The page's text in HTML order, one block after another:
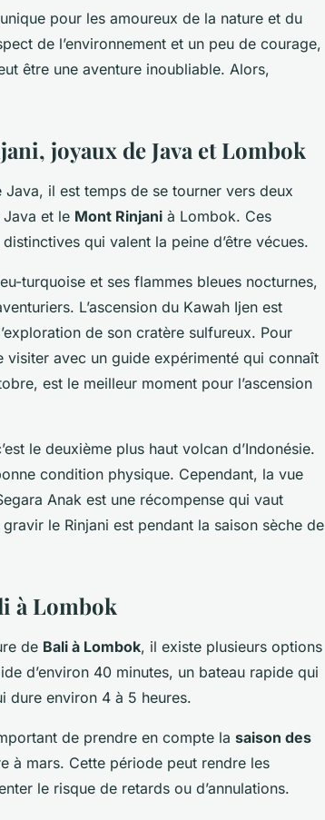
pour les amoureux de la nature et du
de l’environnement et un peu de courage,
être une aventure inoubliable. Alors,
joyaux de Java et Lombok
il est temps de se tourner vers deux
Java et le Mont Rinjani à Lombok. Ces
qui valent la peine d’être vécues.
turquoise et ses flammes bleues nocturnes,
L’ascension du Kawah Ijen est
de son cratère sulfureux. Pour
avec un guide expérimenté qui connaît
est le meilleur moment pour l’ascension
le deuxième plus haut volcan d’Indonésie.
condition physique. Cependant, la vue
Anak est une récompense qui vaut
le Rinjani est pendant la saison sèche de
à Lombok
de Bali à Lombok, il existe plusieurs options
d’environ 40 minutes, un bateau rapide qui
dure environ 4 à 5 heures.
de prendre en compte la saison des
à mars. Cette période peut rendre les
le risque de retards ou d’annulations.